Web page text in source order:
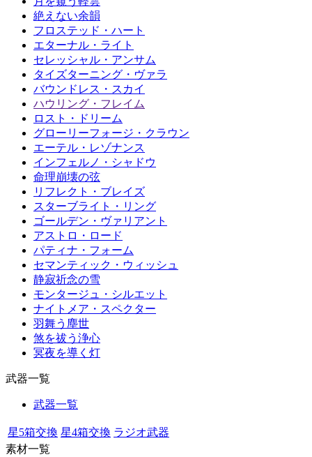
絶えない余韻
フロステッド・ハート
エターナル・ライト
セレッシャル・アンサム
タイズターニング・ヴァラ
バウンドレス・スカイ
ハウリング・フレイム
ロスト・ドリーム
グローリーフォージ・クラウン
エーテル・レゾナンス
インフェルノ・シャドウ
命理崩壊の弦
リフレクト・ブレイズ
スターブライト・リング
ゴールデン・ヴァリアント
アストロ・ロード
パティナ・フォーム
セマンティック・ウィッシュ
静寂祈念の雪
モンタージュ・シルエット
ナイトメア・スペクター
羽舞う塵世
煞を祓う浄心
冥夜を導く灯
武器一覧
武器一覧
星5箱交換 星4箱交換 ラジオ武器
素材一覧